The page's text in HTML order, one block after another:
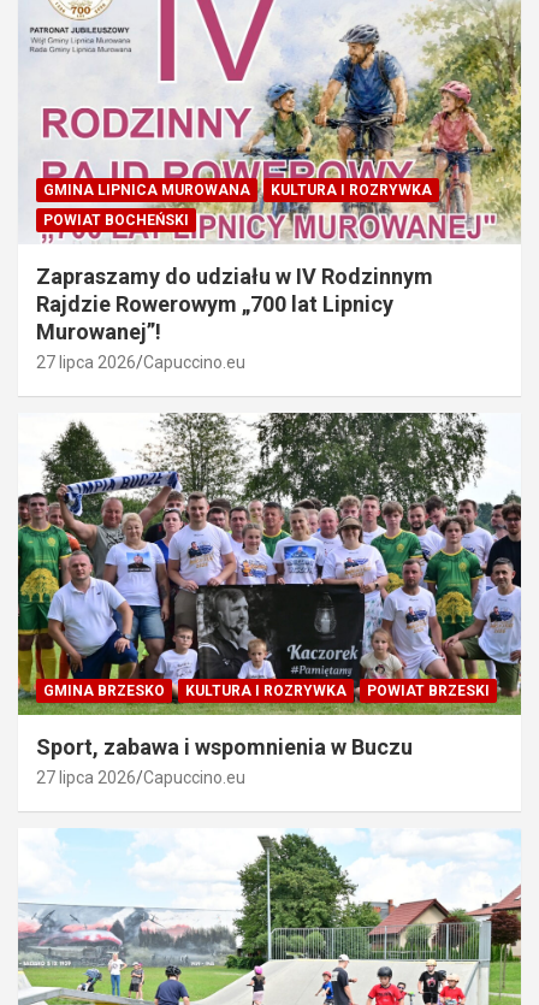
GMINA LIPNICA MUROWANA
KULTURA I ROZRYWKA
POWIAT BOCHEŃSKI
Zapraszamy do udziału w IV Rodzinnym
Rajdzie Rowerowym „700 lat Lipnicy
Murowanej”!
27 lipca 2026 Capuccino.eu
GMINA BRZESKO KULTURA I ROZRYWKA POWIAT BRZESKI
Sport, zabawa i wspomnienia w Buczu
27 lipca 2026 Capuccino.eu